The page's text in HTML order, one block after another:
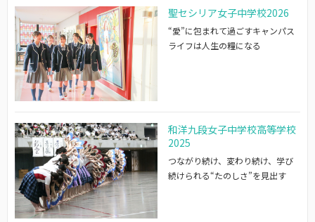
聖セシリア女子中学校2026
“愛”に包まれて過ごすキャンパス
ライフは人生の糧になる
和洋九段女子中学校高等学校
2025
つながり続け、変わり続け、学び
続けられる“たのしさ”を見出す